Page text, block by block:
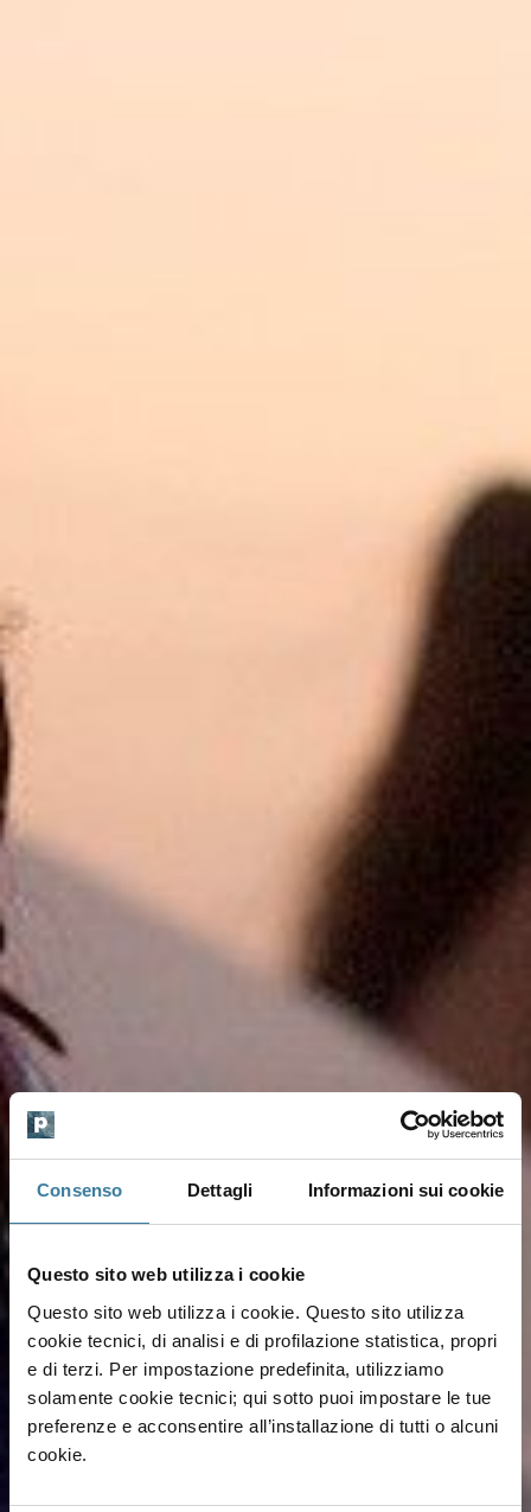
Consenso Dettagli Informazioni sui cookie
Questo sito web utilizza i cookie
Questo sito web utilizza i cookie. Questo sito utilizza
cookie tecnici, di analisi e di profilazione statistica, propri
e di terzi. Per impostazione predefinita, utilizziamo
solamente cookie tecnici; qui sotto puoi impostare le tue
preferenze e acconsentire all’installazione di tutti o alcuni
cookie.